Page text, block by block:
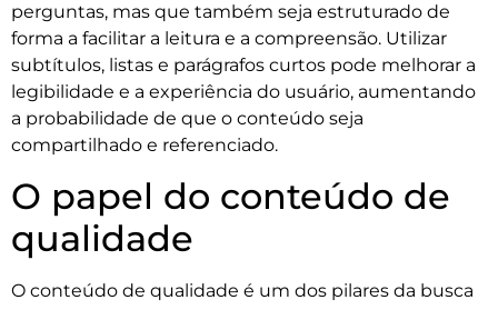
perguntas, mas que também seja estruturado de
forma a facilitar a leitura e a compreensão. Utilizar
subtítulos, listas e parágrafos curtos pode melhorar a
legibilidade e a experiência do usuário, aumentando
a probabilidade de que o conteúdo seja
compartilhado e referenciado.
O papel do conteúdo de
qualidade
O conteúdo de qualidade é um dos pilares da busca